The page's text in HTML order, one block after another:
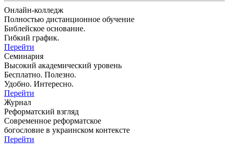
Онлайн-колледж
Полностью дистанционное обучение
Библейское основание.
Гибкий график.
Перейти
Семинария
Высокий академический уровень
Бесплатно. Полезно.
Удобно. Интересно.
Перейти
Журнал
Реформатский взгляд
Современное реформатское
богословие в украинском контексте
Перейти